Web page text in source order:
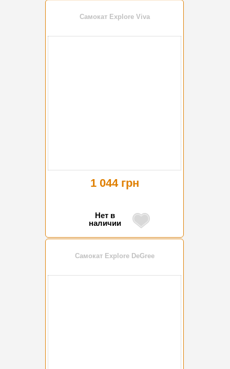
Самокат Explore Viva
1 044 грн
Нет в
наличии
Самокат Explore DeGree